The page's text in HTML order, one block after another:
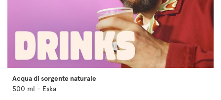
Acqua di sorgente naturale
500 ml - Eska